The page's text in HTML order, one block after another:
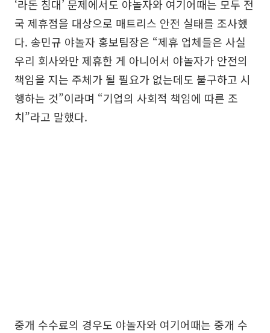
‘라돈 침대’ 문제에서도 야놀자와 여기어때는 모두 전
국 제휴점을 대상으로 매트리스 안전 실태를 조사했
다. 송민규 야놀자 홍보팀장은 “제휴 업체들은 사실
우리 회사와만 제휴한 게 아니어서 야놀자가 안전의
책임을 지는 주체가 될 필요가 없는데도 불구하고 시
행하는 것”이라며 “기업의 사회적 책임에 따른 조
치”라고 말했다.
중개 수수료의 경우도 야놀자와 여기어때는 중개 수